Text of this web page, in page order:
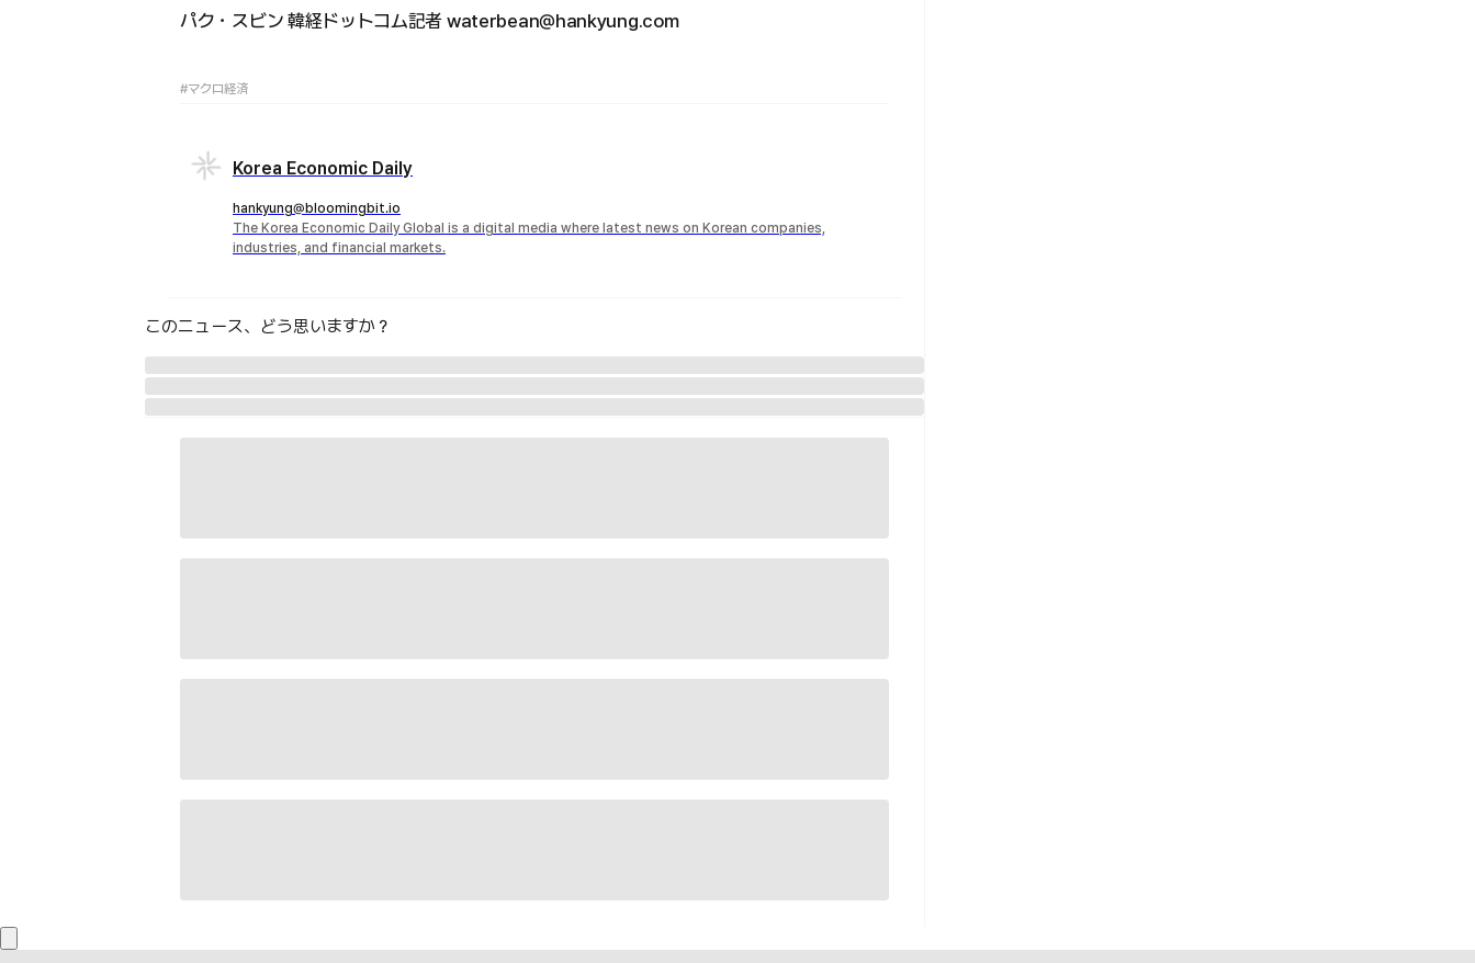
パク・スビン 韓経ドットコム記者 waterbean@hankyung.com
#マクロ経済
Korea Economic Daily
hankyung@bloomingbit.io
The Korea Economic Daily Global is a digital media where latest news on Korean companies,
industries, and financial markets.
このニュース、どう思いますか？